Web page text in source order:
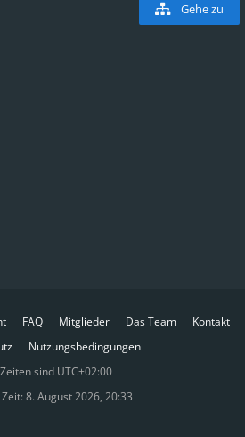
Gehe zu
FAQ Mitglieder Das Team
Kontakt
Nutzungsbedingungen
sind UTC+02:00
8. August 2026, 20:33